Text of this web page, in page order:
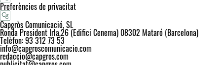
Preferències de privacitat
Capgròs Comunicació, SL
Ronda President Irla,26 (Edifici Cenema) 08302 Mataró (Barcelona)
Telèfon: 93 312 73 53
info@capgroscomunicacio.com
redaccio@capgros.com